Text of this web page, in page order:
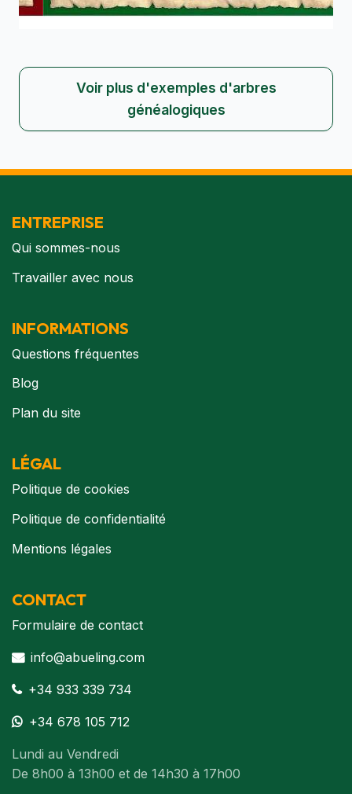
Voir plus d'exemples d'arbres
généalogiques
ENTREPRISE
Qui sommes-nous
Travailler avec nous
INFORMATIONS
Questions fréquentes
Blog
Plan du site
LÉGAL
Politique de cookies
Politique de confidentialité
Mentions légales
CONTACT
Formulaire de contact
info@abueling.com
+34 933 339 734
+34 678 105 712
Lundi au Vendredi
De 8h00 à 13h00 et de 14h30 à 17h00